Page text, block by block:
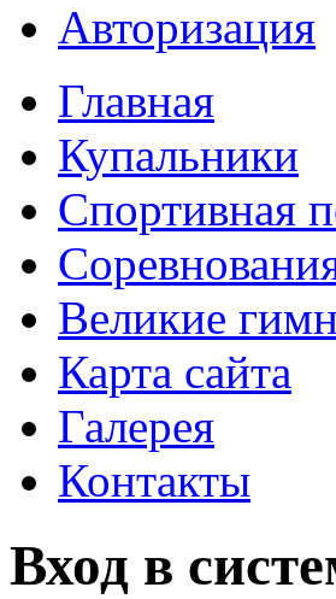
Авторизация
Главная
Купальники
Спортивная
Великие
Карта сайта
Галерея
Контакты
Вход в